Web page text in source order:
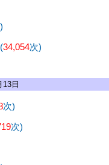
(34,054次)
13日
次)
次)